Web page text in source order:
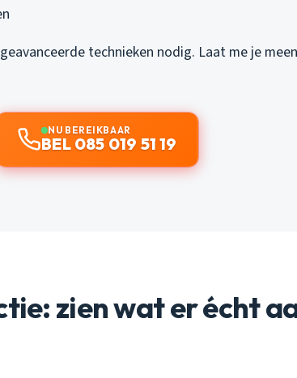
technieken nodig. Laat me je
NU BEREIKBAAR
BEL 085 019 51 19
zien wat er écht